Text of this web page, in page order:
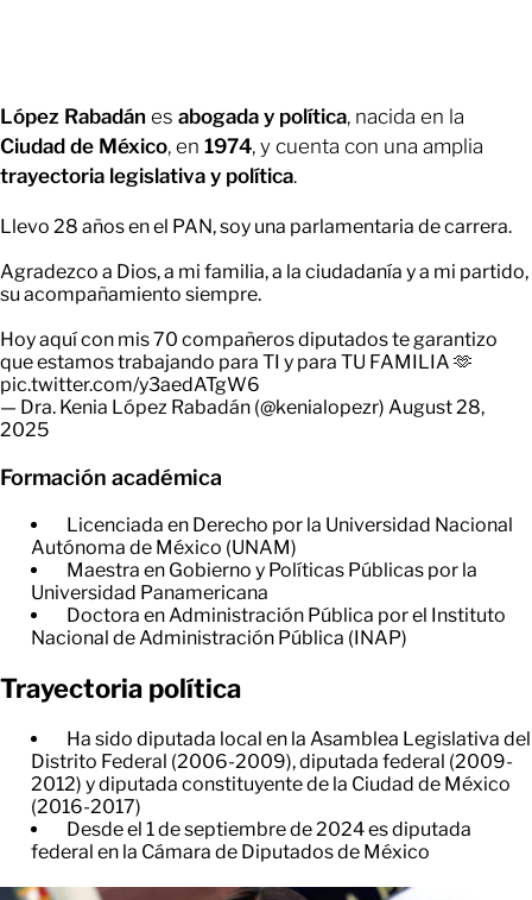
López Rabadán es abogada y política, nacida en la
Ciudad de México, en 1974, y cuenta con una amplia
trayectoria legislativa y política.
Llevo 28 años en el PAN, soy una parlamentaria de carrera.
Agradezco a Dios, a mi familia, a la ciudadanía y a mi partido,
su acompañamiento siempre.
Hoy aquí con mis 70 compañeros diputados te garantizo
que estamos trabajando para TI y para TU FAMILIA 🫶
pic.twitter.com/y3aedATgW6
— Dra. Kenia López Rabadán (@kenialopezr) August 28,
2025
Formación académica
Licenciada en Derecho por la Universidad Nacional
Autónoma de México (UNAM)
Maestra en Gobierno y Políticas Públicas por la
Universidad Panamericana
Doctora en Administración Pública por el Instituto
Nacional de Administración Pública (INAP)
Trayectoria política
Ha sido diputada local en la Asamblea Legislativa del
Distrito Federal (2006-2009), diputada federal (2009-
2012) y diputada constituyente de la Ciudad de México
(2016-2017)
Desde el 1 de septiembre de 2024 es diputada
federal en la Cámara de Diputados de México